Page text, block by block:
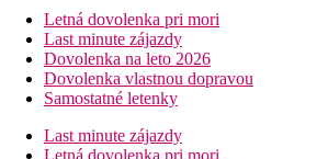
Letná dovolenka pri mori
Last minute zájazdy
Dovolenka na leto 2026
Dovolenka vlastnou dopravou
Samostatné letenky
Last minute zájazdy